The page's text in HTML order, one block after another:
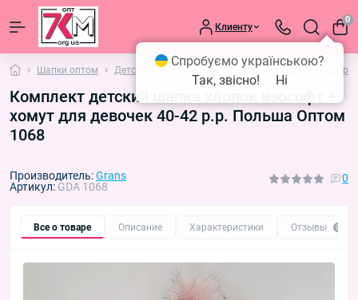
Клиенту
0
Шапки оптом Детские шапки зимние Комплекты шапка + шарф
Комплект детский шапка хлопок изософт +
хомут для девочек 40-42 р.р. Польша Оптом
1068
Производитель:Grans
Артикул: GDA 1068
0
Все о товаре Описание Характеристики Отзывы 0
Спробуємо українською?
Так, звісно!
Ні